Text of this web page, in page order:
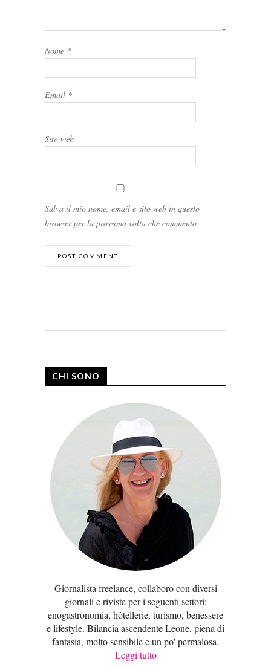
Nome *
Email *
Sito web
Salva il mio nome, email e sito web in questo
browser per la prossima volta che commento.
CHI SONO
Giornalista freelance, collaboro con diversi
giornali e riviste per i seguenti settori:
enogastronomia, hôtellerie, turismo, benessere
e lifestyle. Bilancia ascendente Leone, piena di
fantasia, molto sensibile e un po' permalosa.
Leggi tutto